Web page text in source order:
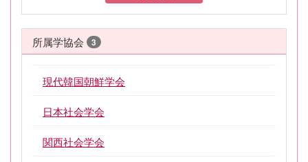
所属学協会 3
現代韓国朝鮮学会
日本社会学会
関西社会学会